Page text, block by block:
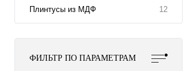
Плинтусы из МДФ 12
ФИЛЬТР ПО ПАРАМЕТРАМ